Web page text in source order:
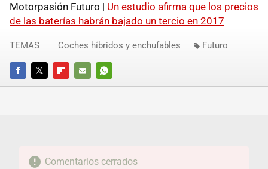
Motorpasión Futuro | Un estudio afirma que los precios
de las baterías habrán bajado un tercio en 2017
FACEBOOKTWITTERFLIPBOARD
E-
WHATSAPP
TEMAS Coches híbridos y enchufables Futuro
Comentarios cerrados